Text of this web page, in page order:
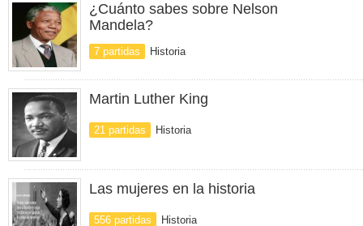
¿Cuánto sabes sobre Nelson
Mandela?
7 partidas Historia
Martin Luther King
21 partidas Historia
Las mujeres en la historia
556 partidas Historia